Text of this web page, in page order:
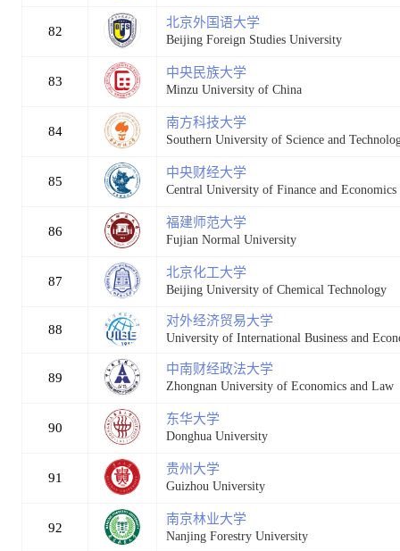
82
北京外国语大学
Beijing Foreign Studies University
83
中央民族大学
Minzu University of China
84
南方科技大学
Southern University of Science and
85
中央财经大学
Central University of Finance and Economics
86
福建师范大学
Fujian Normal University
87
北京化工大学
Beijing University of Chemical Technology
88
对外经济贸易大学
University of International Business and
89
中南财经政法大学
Zhongnan University of Economics and Law
90
东华大学
Donghua University
91
贵州大学
Guizhou University
92
南京林业大学
Nanjing Forestry University